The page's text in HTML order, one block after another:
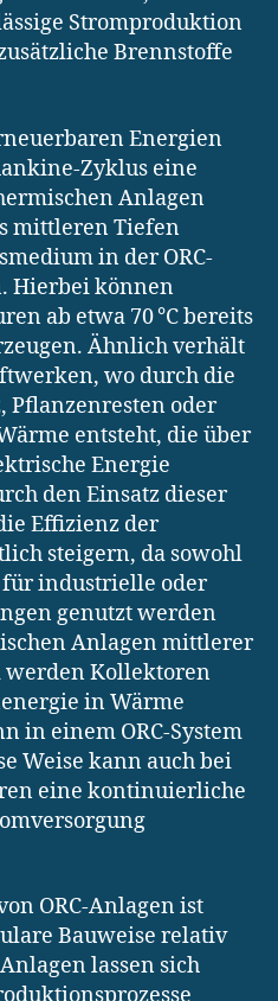
Stromproduktion
Brennstoffe
Energien
Zyklus eine
Anlagen
mittleren Tiefen
in der ORC-
Hierbei können
ab etwa 70 °C bereits
Ähnlich verhält
wo durch die
Pflanzenresten oder
entsteht, die über
Energie
den Einsatz dieser
Effizienz der
steigern, da sowohl
für industrielle oder
genutzt werden
Anlagen mittlerer
Kollektoren
in Wärme
in einem ORC-System
Weise kann auch bei
eine kontinuierliche
ORC-Anlagen ist
Bauweise relativ
lassen sich